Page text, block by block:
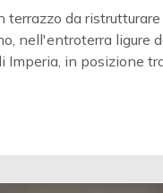
terrazzo da
nell'entroterra ligure
Imperia, in posizione